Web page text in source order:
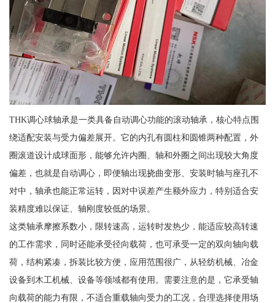
THK调心球轴承是一类具备自动调心功能的滚动轴承，核心特点围
绕适配安装与受力偏差展开。它的内孔有圆柱和圆锥两种配置，外
圈滚道设计成球面形，能够允许内圈、轴和外圈之间出现较大角度
偏差，也就是自动调心，即便轴出现挠曲变形、安装时轴与座孔不
对中，轴承也能正常运转，因对中误差产生额外应力，特别适合安
装精度难以保证、轴刚度较低的场景。
这类轴承摩擦系数小，限转速高，运转时发热少，能适应较高转速
的工作需求，同时还能承受径向载荷，也可承受一定的双向轴向载
荷，结构紧凑，拆装比较方便，应用范围很广，从轻纺机械、冶金
设备到木工机械、设备等领域都有使用。需要注意的是，它承受轴
向载荷的能力有限，不适合重载轴向受力的工况，合理选择使用场